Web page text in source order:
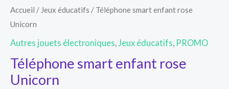
Accueil / Jeux éducatifs / Téléphone smart enfant rose
Unicorn
Autres jouets électroniques,Jeux éducatifs, PROMO
Téléphone smart enfant rose
Unicorn